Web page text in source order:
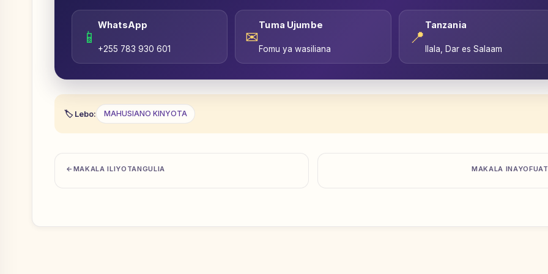
📱
WhatsApp
+255 783 930 601
✉
Tuma Ujumbe
Fomu ya wasiliana
📍
Tanzania
Ilala, Dar es Salaam
Lebo: MAHUSIANO KINYOTA
MAKALA ILIYOTANGULIA MAKALA